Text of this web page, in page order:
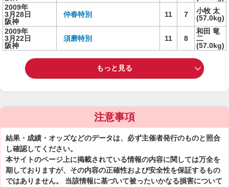
2009年
3月28日
阪神
仲春特別 11 7
小牧 太
(57.0kg)
2009年
3月22日
阪神
須磨特別 11 8
和田 竜
二
(57.0kg)
もっと見る
注意事項
結果・成績・オッズなどのデータは、必ず主催者発行のものと照合
し確認してください。
本サイトのページ上に掲載されている情報の内容に関しては万全を
期しておりますが、その内容の正確性および安全性を保証するもの
ではありません。 当該情報に基づいて被ったいかなる損害について